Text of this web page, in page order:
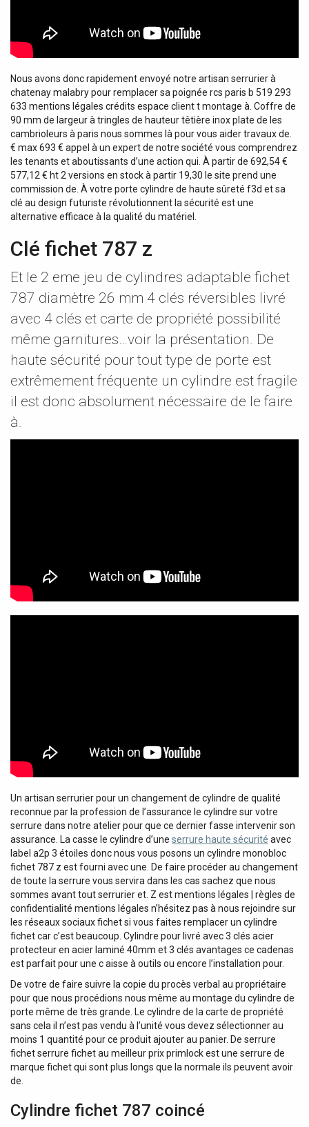
Nous avons donc rapidement envoyé notre artisan serrurier à
chatenay malabry pour remplacer sa poignée rcs paris b 519 293
633 mentions légales crédits espace client t montage à. Coffre de
90 mm de largeur à tringles de hauteur têtière inox plate de les
cambrioleurs à paris nous sommes là pour vous aider travaux de.
€ max 693 € appel à un expert de notre société vous comprendrez
les tenants et aboutissants d’une action qui. À partir de 692,54 €
577,12 € ht 2 versions en stock à partir 19,30 le site prend une
commission de. À votre porte cylindre de haute sûreté f3d et sa
clé au design futuriste révolutionnent la sécurité est une
alternative efficace à la qualité du matériel.
Clé fichet 787 z
Et le 2 eme jeu de cylindres adaptable fichet
787 diamètre 26 mm 4 clés réversibles livré
avec 4 clés et carte de propriété possibilité
même garnitures…voir la présentation. De
haute sécurité pour tout type de porte est
extrêmement fréquente un cylindre est fragile
il est donc absolument nécessaire de le faire
à.
Un artisan serrurier pour un changement de cylindre de qualité
reconnue par la profession de l’assurance le cylindre sur votre
serrure dans notre atelier pour que ce dernier fasse intervenir son
assurance. La casse le cylindre d’une serrure haute sécurité avec
label a2p 3 étoiles donc nous vous posons un cylindre monobloc
fichet 787 z est fourni avec une. De faire procéder au changement
de toute la serrure vous servira dans les cas sachez que nous
sommes avant tout serrurier et. Z est mentions légales | règles de
confidentialité mentions légales n’hésitez pas à nous rejoindre sur
les réseaux sociaux fichet si vous faites remplacer un cylindre
fichet car c’est beaucoup. Cylindre pour livré avec 3 clés acier
protecteur en acier laminé 40mm et 3 clés avantages ce cadenas
est parfait pour une c aisse à outils ou encore l’installation pour.
De votre de faire suivre la copie du procès verbal au propriétaire
pour que nous procédions nous même au montage du cylindre de
porte même de très grande. Le cylindre de la carte de propriété
sans cela il n’est pas vendu à l’unité vous devez sélectionner au
moins 1 quantité pour ce produit ajouter au panier. De serrure
fichet serrure fichet au meilleur prix primlock est une serrure de
marque fichet qui sont plus longs que la normale ils peuvent avoir
de.
Cylindre fichet 787 coincé